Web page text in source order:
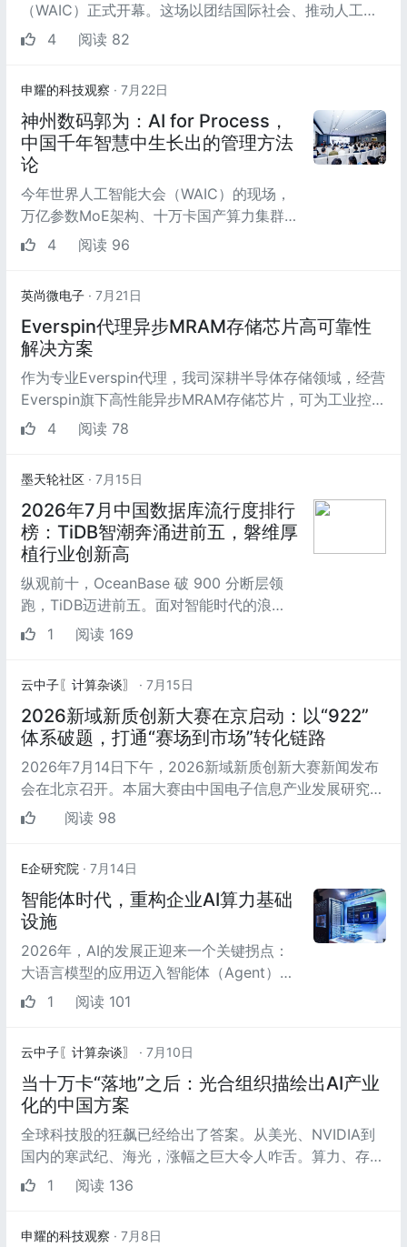
（WAIC）正式开幕。这场以团结国际社会、推动人工智
能发展与治理为重大使命的盛会，正成为AI...
4 阅读 82
申耀的科技观察 · 7月22日
神州数码郭为：AI for Process，
中国千年智慧中生长出的管理方法
论
今年世界人工智能大会（WAIC）的现场，
万亿参数MoE架构、十万卡国产算力集群、
原生多模态大模型、具身智能工业落地轮番
4 阅读 96
英尚微电子 · 7月21日
Everspin代理异步MRAM存储芯片高可靠性
解决方案
作为专业Everspin代理，我司深耕半导体存储领域，经营
Everspin旗下高性能异步MRAM存储芯片，可为工业控
制、汽车电子、智能设备等场景提...
4 阅读 78
墨天轮社区 · 7月15日
2026年7月中国数据库流行度排行
榜：TiDB智潮奔涌进前五，磐维厚
植行业创新高
纵观前十，OceanBase 破 900 分断层领
跑，TiDB迈进前五。面对智能时代的浪
潮，头部产品竞争焦点正全面转向“向 AI 进
1 阅读 169
云中子〖计算杂谈〗 · 7月15日
2026新域新质创新大赛在京启动：以“922”
体系破题，打通“赛场到市场”转化链路
2026年7月14日下午，2026新域新质创新大赛新闻发布
会在北京召开。本届大赛由中国电子信息产业发展研究院
与青岛市人民政府共同主办，以“...
阅读 98
E企研究院 · 7月14日
智能体时代，重构企业AI算力基础
设施
2026年，AI的发展正迎来一个关键拐点：
大语言模型的应用迈入智能体（Agent）时
代。人们已熟悉大语言模型应用是“生成式
1 阅读 101
云中子〖计算杂谈〗 · 7月10日
当十万卡“落地”之后：光合组织描绘出AI产业
化的中国方案
全球科技股的狂飙已经给出了答案。从美光、NVIDIA到
国内的寒武纪、海光，涨幅之巨大令人咋舌。算力、存
储、大模型……几乎任何与AI沾边的...
1 阅读 136
申耀的科技观察 · 7月8日